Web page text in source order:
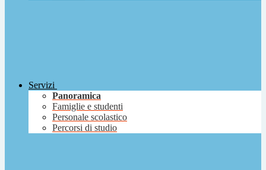
Servizi
Panoramica
Famiglie e studenti
Personale scolastico
Percorsi di studio